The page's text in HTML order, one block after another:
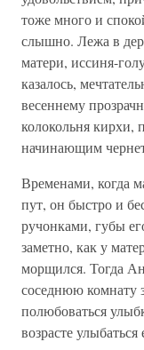
тоже много и
слышно. Лежа в
матери, иссиня-
казалось,
весеннему
колокольня кирхи,
начинающим
Временами, когда
пут, он быстро и
ручонками, губы
заметно, как у
морщился. Тогда
соседнюю комнату
полюбоваться
возрасте